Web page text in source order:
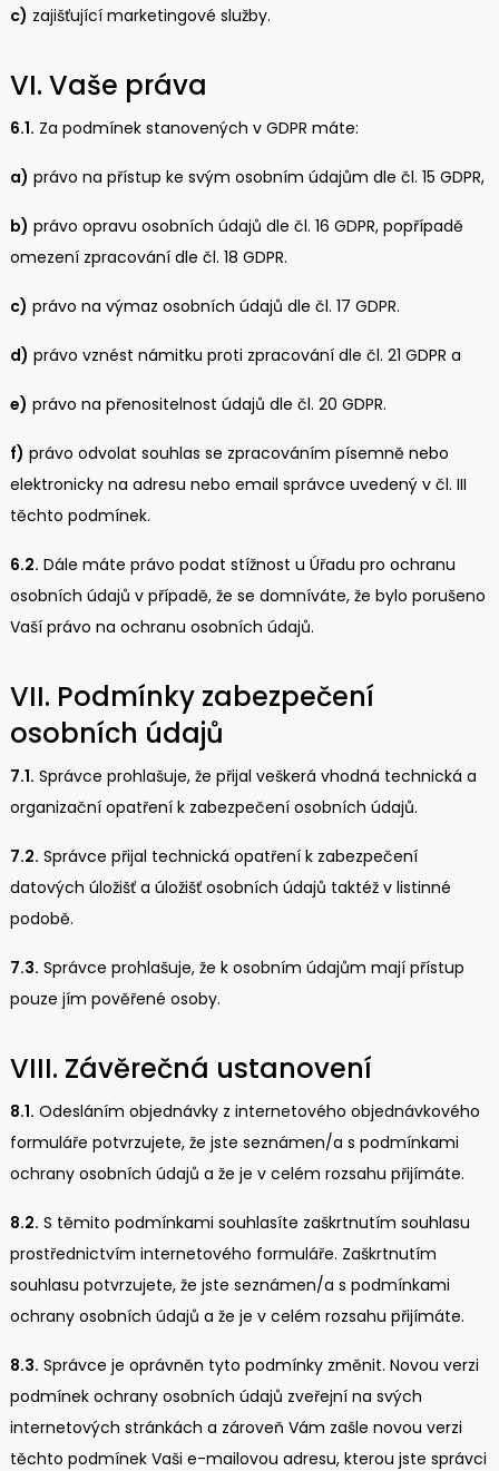
c) zajišťující marketingové služby.
VI. Vaše práva
6.1. Za podmínek stanovených v GDPR máte:
a) právo na přístup ke svým osobním údajům dle čl. 15 GDPR,
b) právo opravu osobních údajů dle čl. 16 GDPR, popřípadě
omezení zpracování dle čl. 18 GDPR.
c) právo na výmaz osobních údajů dle čl. 17 GDPR.
d) právo vznést námitku proti zpracování dle čl. 21 GDPR a
e) právo na přenositelnost údajů dle čl. 20 GDPR.
f) právo odvolat souhlas se zpracováním písemně nebo
elektronicky na adresu nebo email správce uvedený v čl. III
těchto podmínek.
6.2. Dále máte právo podat stížnost u Úřadu pro ochranu
osobních údajů v případě, že se domníváte, že bylo porušeno
Vaší právo na ochranu osobních údajů.
VII. Podmínky zabezpečení
osobních údajů
7.1. Správce prohlašuje, že přijal veškerá vhodná technická a
organizační opatření k zabezpečení osobních údajů.
7.2. Správce přijal technická opatření k zabezpečení
datových úložišť a úložišť osobních údajů taktéž v listinné
podobě.
7.3. Správce prohlašuje, že k osobním údajům mají přístup
pouze jím pověřené osoby.
VIII. Závěrečná ustanovení
8.1. Odesláním objednávky z internetového objednávkového
formuláře potvrzujete, že jste seznámen/a s podmínkami
ochrany osobních údajů a že je v celém rozsahu přijímáte.
8.2. S těmito podmínkami souhlasíte zaškrtnutím souhlasu
prostřednictvím internetového formuláře. Zaškrtnutím
souhlasu potvrzujete, že jste seznámen/a s podmínkami
ochrany osobních údajů a že je v celém rozsahu přijímáte.
8.3. Správce je oprávněn tyto podmínky změnit. Novou verzi
podmínek ochrany osobních údajů zveřejní na svých
internetových stránkách a zároveň Vám zašle novou verzi
těchto podmínek Vaši e-mailovou adresu, kterou jste správci